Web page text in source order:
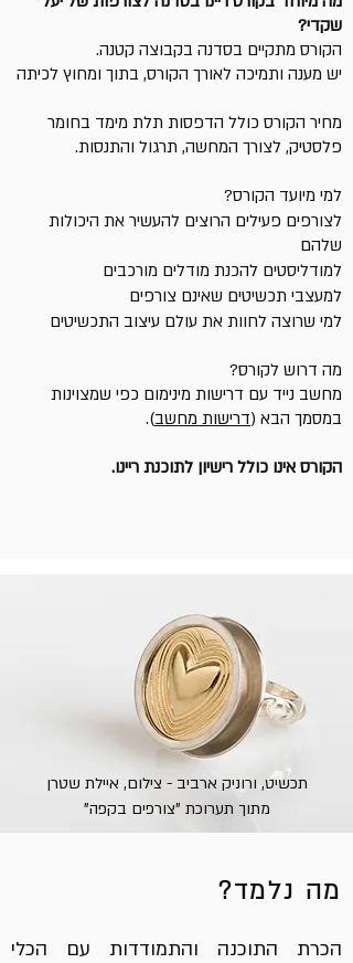
שקדי?
הקורס מתקיים בסדנה בקבוצה קטנה.
יש מענה ותמיכה לאורך הקורס, בתוך ומחוץ לכיתה
מחיר הקורס כולל הדפסות תלת מימד בחומר
פלסטיק, לצורך המחשה, תרגול והתנסות.
למי מיועד הקורס?
לצורפים פעילים הרוצים להעשיר את היכולות
שלהם
למודליסטים להכנת מודלים מורכבים
למעצבי תכשיטים שאינם צורפים
למי שרוצה לחוות את עולם עיצוב התכשיטים
מה דרוש לקורס?
מחשב נייד עם דרישות מינימום כפי שמצוינות
במסמך הבא (דרישות מחשב).
הקורס אינו כולל רישיון לתוכנת ריינו.
תכשיט, ורוניק ארביב - צילום, איילת שטרן
מתוך תערוכת "צורפים בקפה"
מה נלמד?
הכרת התוכנה והתמודדות עם הכלי